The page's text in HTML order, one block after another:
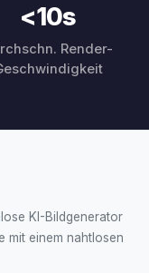
<10s
Render-
KI-Bildgenerator
mit einem nahtlosen